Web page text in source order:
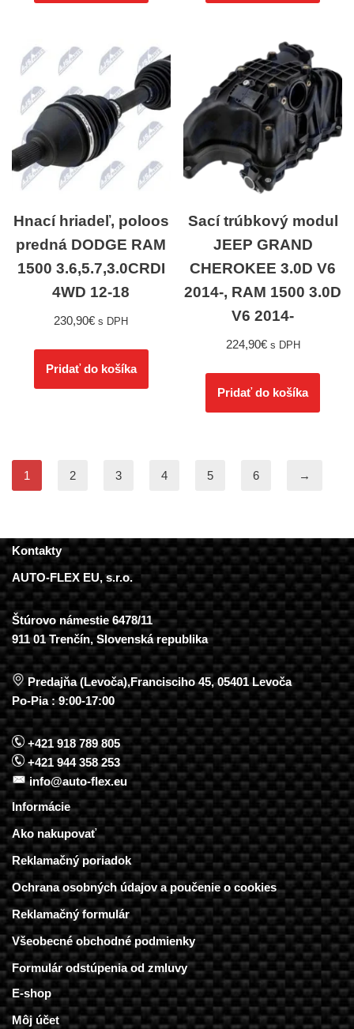
Hnací hriadeľ, poloos
predná DODGE RAM
1500 3.6,5.7,3.0CRDI
4WD 12-18
230,90€ s DPH
Pridať do košíka
Sací trúbkový modul
JEEP GRAND
CHEROKEE 3.0D V6
2014-, RAM 1500 3.0D
V6 2014-
224,90€ s DPH
Pridať do košíka
1 2 3 4 5 6 →
Kontakty
AUTO-FLEX EU, s.r.o.
Štúrovo námestie 6478/11
911 01 Trenčín, Slovenská republika
Predajňa (Levoča),Francisciho 45, 05401 Levoča
Po-Pia : 9:00-17:00
+421 918 789 805
+421 944 358 253
info@auto-flex.eu
Informácie
Ako nakupovať
Reklamačný poriadok
Ochrana osobných údajov a poučenie o cookies
Reklamačný formulár
Všeobecné obchodné podmienky
Formulár odstúpenia od zmluvy
E-shop
Môj účet